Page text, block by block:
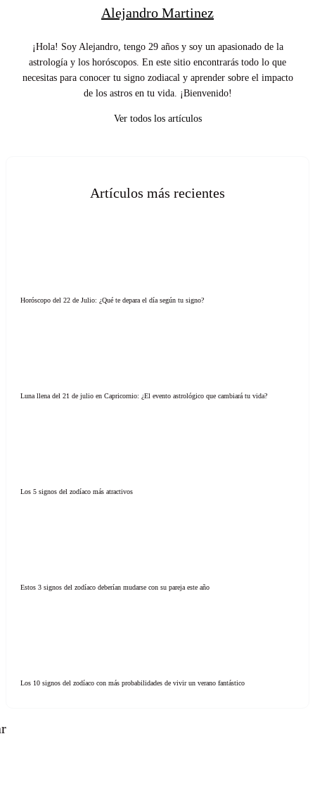
Alejandro Martinez
¡Hola! Soy Alejandro, tengo 29 años y soy un apasionado de la
astrología y los horóscopos. En este sitio encontrarás todo lo que
necesitas para conocer tu signo zodiacal y aprender sobre el impacto
de los astros en tu vida. ¡Bienvenido!
Ver todos los artículos
Artículos más recientes
Horóscopo del 22 de Julio: ¿Qué te depara el día según tu signo?
Luna llena del 21 de julio en Capricornio: ¿El evento astrológico que cambiará tu vida?
Los 5 signos del zodíaco más atractivos
Estos 3 signos del zodíaco deberían mudarse con su pareja este año
Los 10 signos del zodíaco con más probabilidades de vivir un verano fantástico